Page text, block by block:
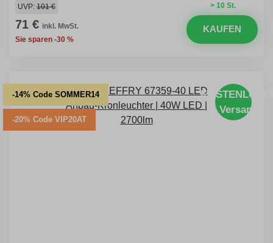
> 10 St.
UVP: 101 €
71 € inkl. MwSt.
Sie sparen -30 %
KAUFEN
-14% Code SOMMER14
-20% Code VIP20AT
Versand